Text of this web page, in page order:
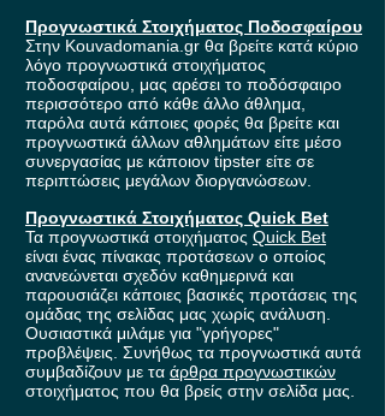
Προγνωστικά Στοιχήματος Ποδοσφαίρου
Στην Kouvadomania.gr θα βρείτε κατά κύριο
λόγο προγνωστικά στοιχήματος
ποδοσφαίρου, μας αρέσει το ποδόσφαιρο
περισσότερο από κάθε άλλο άθλημα,
παρόλα αυτά κάποιες φορές θα βρείτε και
προγνωστικά άλλων αθλημάτων είτε μέσο
συνεργασίας με κάποιον tipster είτε σε
περιπτώσεις μεγάλων διοργανώσεων.
Προγνωστικά Στοιχήματος Quick Bet
Τα προγνωστικά στοιχήματος Quick Bet
είναι ένας πίνακας προτάσεων ο οποίος
ανανεώνεται σχεδόν καθημερινά και
παρουσιάζει κάποιες βασικές προτάσεις της
ομάδας της σελίδας μας χωρίς ανάλυση.
Ουσιαστικά μιλάμε για "γρήγορες"
προβλέψεις. Συνήθως τα προγνωστικά αυτά
συμβαδίζουν με τα άρθρα προγνωστικών
στοιχήματος που θα βρείς στην σελίδα μας.